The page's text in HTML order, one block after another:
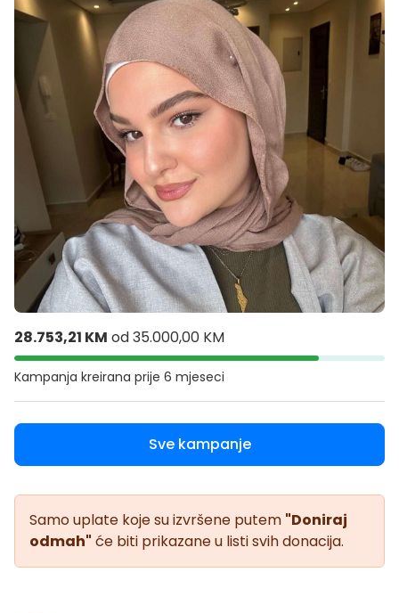
28.753,21 KM od35.000,00 KM
Kampanja kreirana prije 6 mjeseci
Sve kampanje
Samo uplate koje su izvršene putem "Doniraj
odmah" će biti prikazane u listi svih donacija.